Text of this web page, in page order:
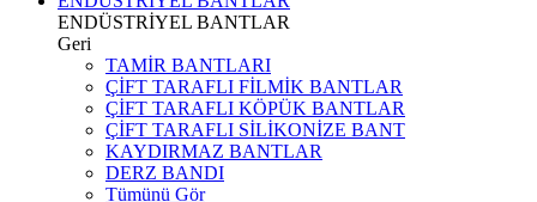
ENDÜSTRİYEL BANTLAR
Geri
TAMİR BANTLARI
ÇİFT TARAFLI FİLMİK BANTLAR
ÇİFT TARAFLI KÖPÜK BANTLAR
ÇİFT TARAFLI SİLİKONİZE BANT
KAYDIRMAZ BANTLAR
DERZ BANDI
Tümünü Gör